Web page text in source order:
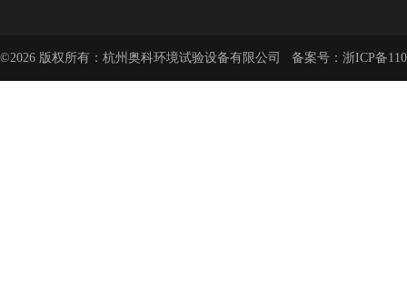
©2026 版权所有：杭州奥科环境试验设备有限公司 备案号： 浙ICP备